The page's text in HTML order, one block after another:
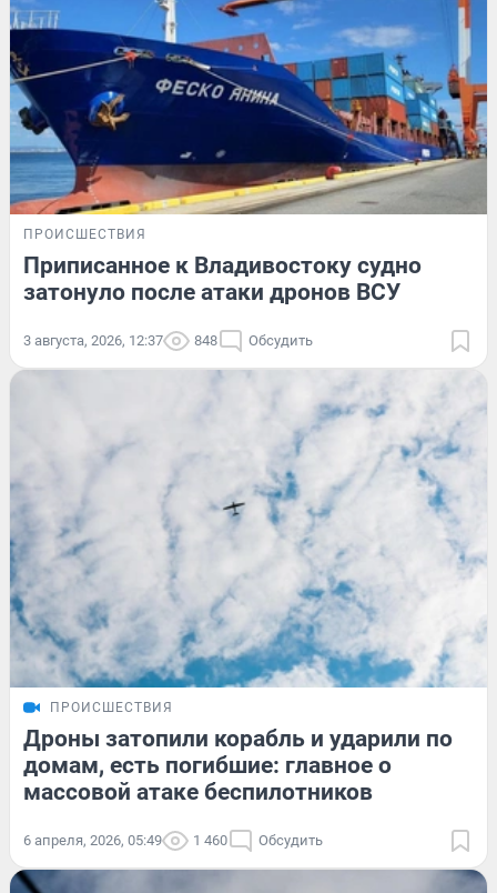
ПРОИСШЕСТВИЯ
Приписанное к Владивостоку судно
затонуло после атаки дронов ВСУ
3 августа, 2026, 12:37 848 Обсудить
ПРОИСШЕСТВИЯ
Дроны затопили корабль и ударили по
домам, есть погибшие: главное о
массовой атаке беспилотников
6 апреля, 2026, 05:49 1 460 Обсудить